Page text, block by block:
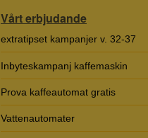
Vårt erbjudande
extratipset kampanjer v. 32-37
Inbyteskampanj kaffemaskin
Prova kaffeautomat gratis
Vattenautomater